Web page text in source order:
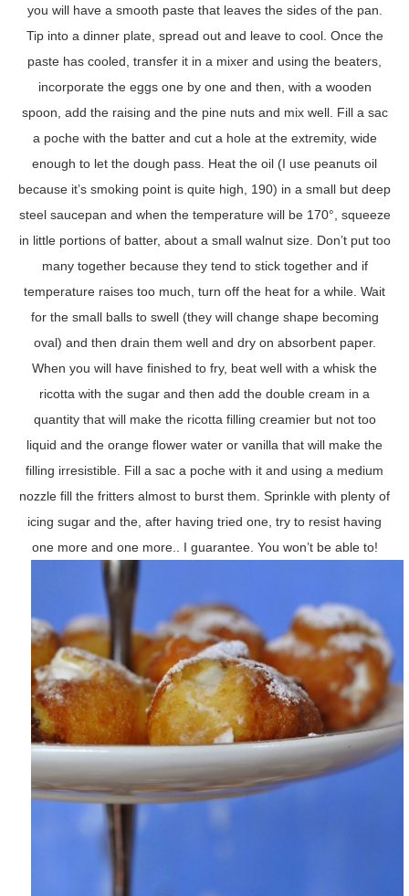
you will have a smooth paste that leaves the sides of the pan.
Tip into a dinner plate, spread out and leave to cool. Once the
paste has cooled, transfer it in a mixer and using the beaters,
incorporate the eggs one by one and then, with a wooden
spoon, add the raising and the pine nuts and mix well. Fill a sac
a poche with the batter and cut a hole at the extremity, wide
enough to let the dough pass. Heat the oil (I use peanuts oil
because it’s smoking point is quite high, 190) in a small but deep
steel saucepan and when the temperature will be 170°, squeeze
in little portions of batter, about a small walnut size. Don’t put too
many together because they tend to stick together and if
temperature raises too much, turn off the heat for a while. Wait
for the small balls to swell (they will change shape becoming
oval) and then drain them well and dry on absorbent paper.
When you will have finished to fry, beat well with a whisk the
ricotta with the sugar and then add the double cream in a
quantity that will make the ricotta filling creamier but not too
liquid and the orange flower water or vanilla that will make the
filling irresistible. Fill a sac a poche with it and using a medium
nozzle fill the fritters almost to burst them. Sprinkle with plenty of
icing sugar and the, after having tried one, try to resist having
one more and one more.. I guarantee. You won’t be able to!